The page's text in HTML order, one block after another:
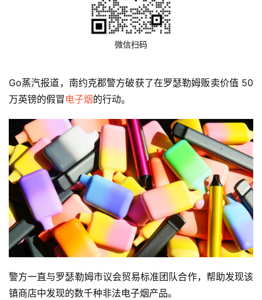
微信扫码
Go蒸汽报道，南约克郡警方破获了在罗瑟勒姆贩卖价值 50
万英镑的假冒 电子烟的行动。
警方一直与罗瑟勒姆市议会贸易标准团队合作，帮助发现该
镇商店中发现的数千种非法电子烟产品。